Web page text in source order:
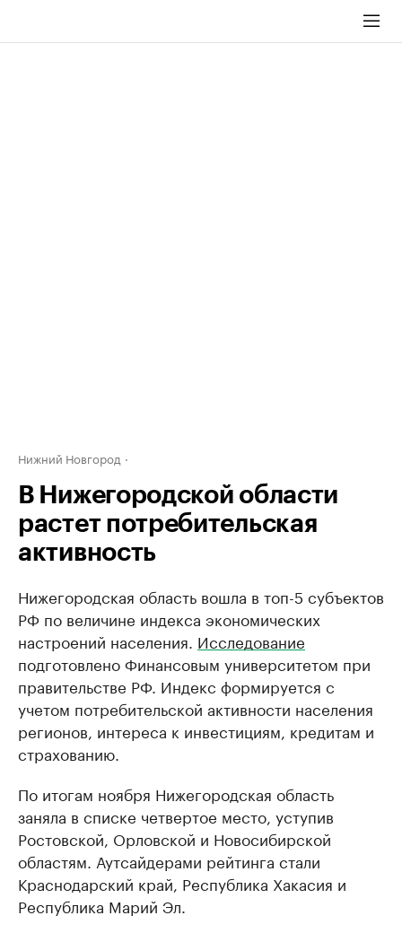
Нижний Новгород
В Нижегородской области
растет потребительская
активность
Нижегородская область вошла в топ-5 субъектов
РФ по величине индекса экономических
настроений населения. Исследование
подготовлено Финансовым университетом при
правительстве РФ. Индекс формируется с
учетом потребительской активности населения
регионов, интереса к инвестициям, кредитам и
страхованию.
По итогам ноября Нижегородская область
заняла в списке четвертое место, уступив
Ростовской, Орловской и Новосибирской
областям. Аутсайдерами рейтинга стали
Краснодарский край, Республика Хакасия и
Республика Марий Эл.